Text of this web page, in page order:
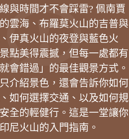
與時間才不會踩雷? 佩南賈
雲海、布羅莫火山的吉普與
伊真火山的夜登與藍色火
點美得震撼，但每一處都有
就會錯過」的最佳觀景方式。
介紹景色，還會告訴你如何
如何選擇交通、以及如何規
全的輕健行。這是一堂讓你
尼火山的入門指南。